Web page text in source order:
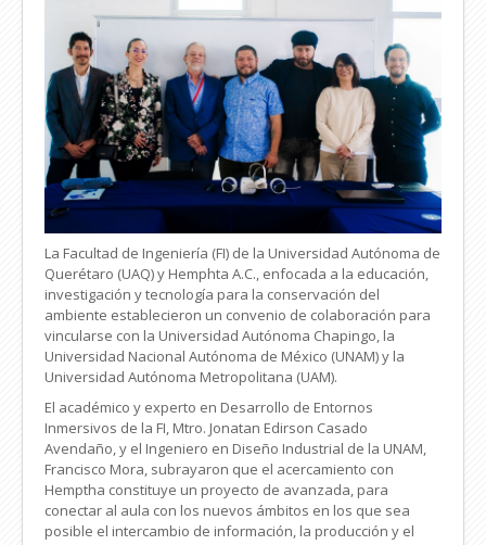
La Facultad de Ingeniería (FI) de la Universidad Autónoma de
Querétaro (UAQ) y Hemphta A.C., enfocada a la educación,
investigación y tecnología para la conservación del
ambiente establecieron un convenio de colaboración para
vincularse con la Universidad Autónoma Chapingo, la
Universidad Nacional Autónoma de México (UNAM) y la
Universidad Autónoma Metropolitana (UAM).
El académico y experto en Desarrollo de Entornos
Inmersivos de la FI, Mtro. Jonatan Edirson Casado
Avendaño, y el Ingeniero en Diseño Industrial de la UNAM,
Francisco Mora, subrayaron que el acercamiento con
Hemptha constituye un proyecto de avanzada, para
conectar al aula con los nuevos ámbitos en los que sea
posible el intercambio de información, la producción y el